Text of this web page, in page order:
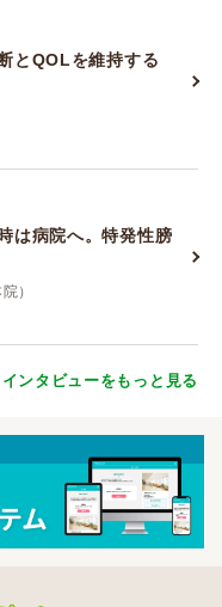
とQOLを維持する
は病院へ。特発性膀
）
インタビューをもっと見る